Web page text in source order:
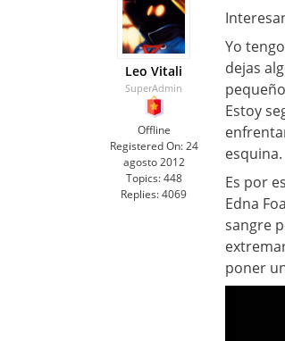
Leo Vitali
SuperAdmin
Offline
Registered On: 24
agosto 2012
Topics: 448
Replies:4069
Yo
dejas
Estoy
Es por
Edna
sangre
poner